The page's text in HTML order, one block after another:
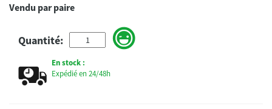
Vendu par paire
Quantité:
En stock :
Expédié en 24/48h